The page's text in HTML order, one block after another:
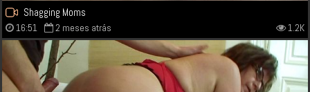
Shagging Moms
16:51 2 meses atrás 1.2K